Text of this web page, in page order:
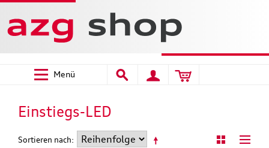
Menü
Einstiegs-LED
Sortieren nach